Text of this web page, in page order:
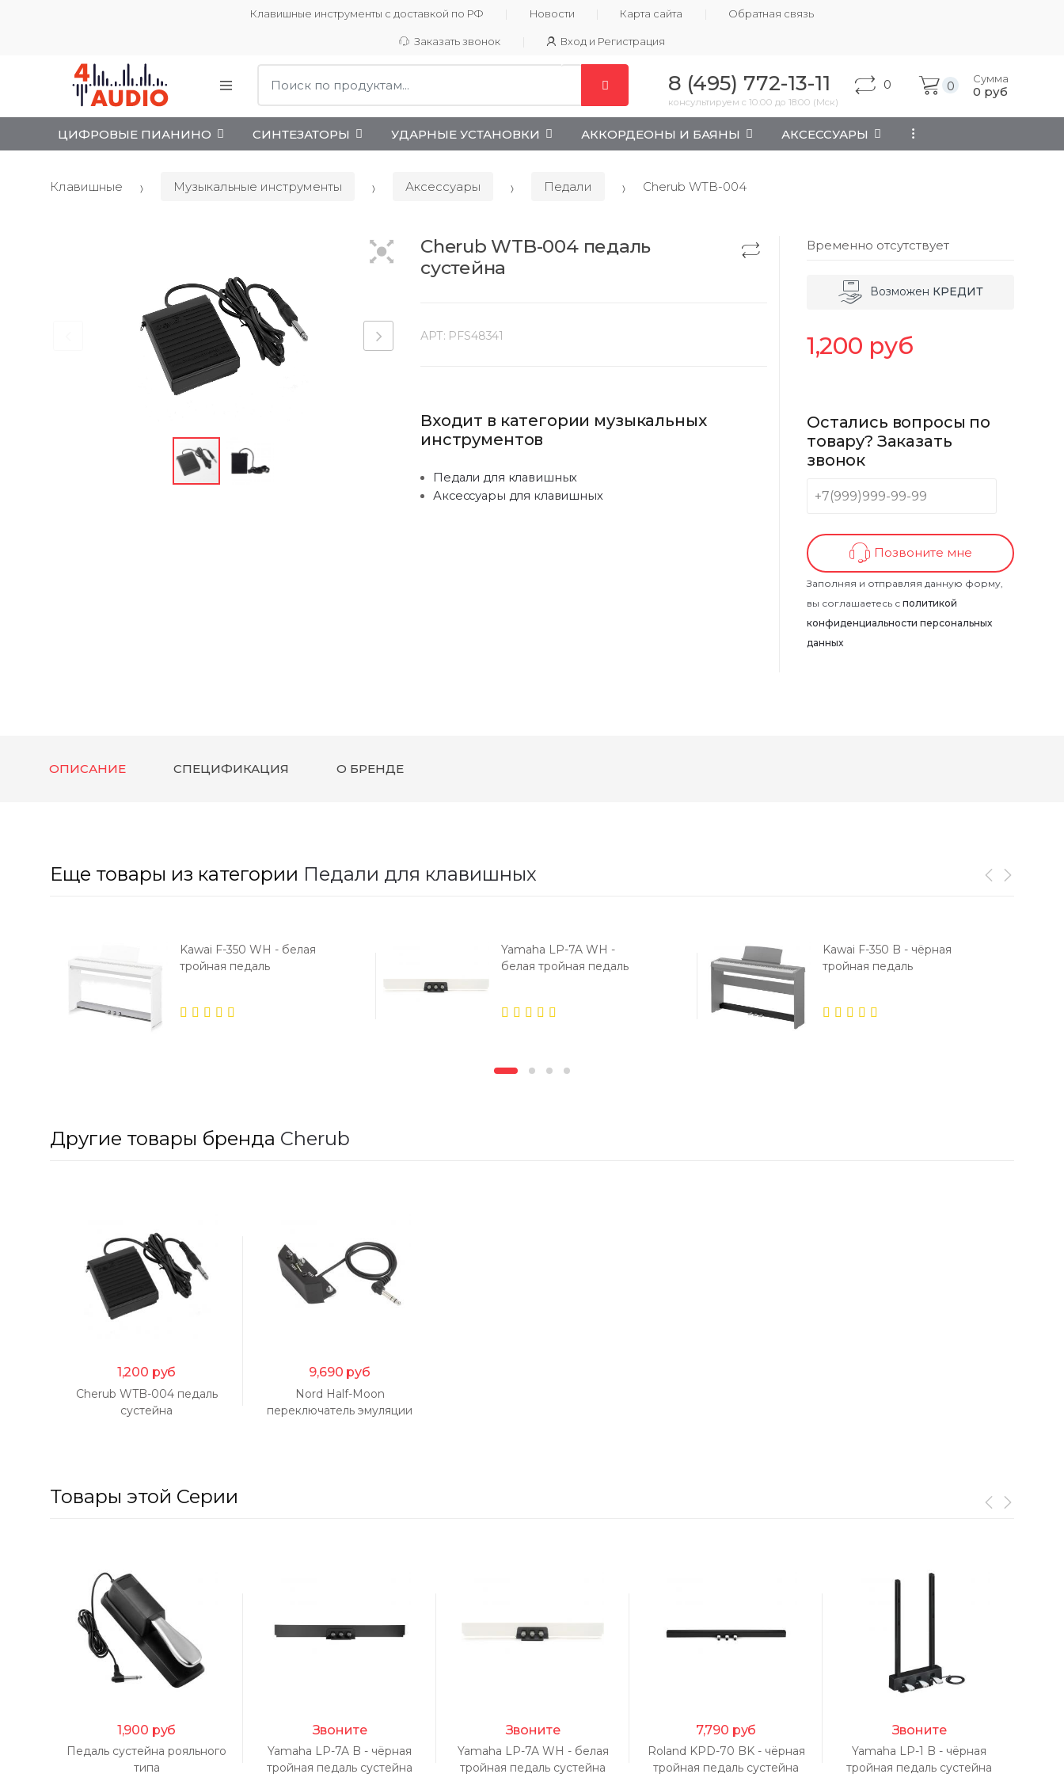
Клавишные инструменты с доставкой по РФ Новости Карта сайта Обратная связь
Заказать звонок Вход и Регистрация
8 (495) 772-13-11
консультируем с 10:00 до 18:00 (Мск)
0 0
Сумма
0 руб
ЦИФРОВЫЕ ПИАНИНО СИНТЕЗАТОРЫ УДАРНЫЕ УСТАНОВКИ АККОРДЕОНЫ И БАЯНЫ АКСЕССУАРЫ ...
Клавишные Музыкальные инструменты Аксессуары Педали Cherub WTB-004
Cherub WTB-004 педаль
сустейна
АРТ: PFS48341
Входит в категории музыкальных
инструментов
Педали для клавишных
Аксессуары для клавишных
Временно отсутствует
Возможен КРЕДИТ
1,200 руб
Остались вопросы по
товару? Заказать
звонок
Позвоните мне
Заполняя и отправляя данную форму,
вы соглашаетесь с политикой
конфиденциальности персональных
данных
ОПИСАНИЕ СПЕЦИФИКАЦИЯ О БРЕНДЕ
Еще товары из категории Педали для клавишных
Kawai F-350 WH - белая
тройная педаль
Yamaha LP-7A WH -
белая тройная педаль
Kawai F-350 B - чёрная
тройная педаль
Другие товары бренда Cherub
1,200 руб
Cherub WTB-004 педаль
сустейна
9,690 руб
Nord Half-Moon
переключатель эмуляции
Товары этой Серии
1,900 руб
Педаль сустейна рояльного
типа
Звоните
Yamaha LP-7A B - чёрная
тройная педаль сустейна
Звоните
Yamaha LP-7A WH - белая
тройная педаль сустейна
7,790 руб
Roland KPD-70 BK - чёрная
тройная педаль сустейна
Звоните
Yamaha LP-1 B - чёрная
тройная педаль сустейна